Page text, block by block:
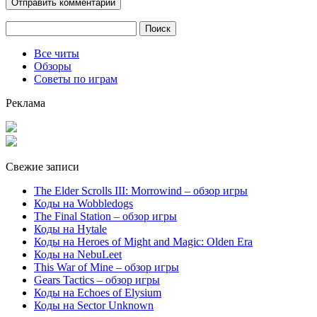
Все читы
Обзоры
Советы по играм
Реклама
Свежие записи
The Elder Scrolls III: Morrowind – обзор игры
Коды на Wobbledogs
The Final Station – обзор игры
Коды на Hytale
Коды на Heroes of Might and Magic: Olden Era
Коды на NebuLeet
This War of Mine – обзор игры
Gears Tactics – обзор игры
Коды на Echoes of Elysium
Коды на Sector Unknown